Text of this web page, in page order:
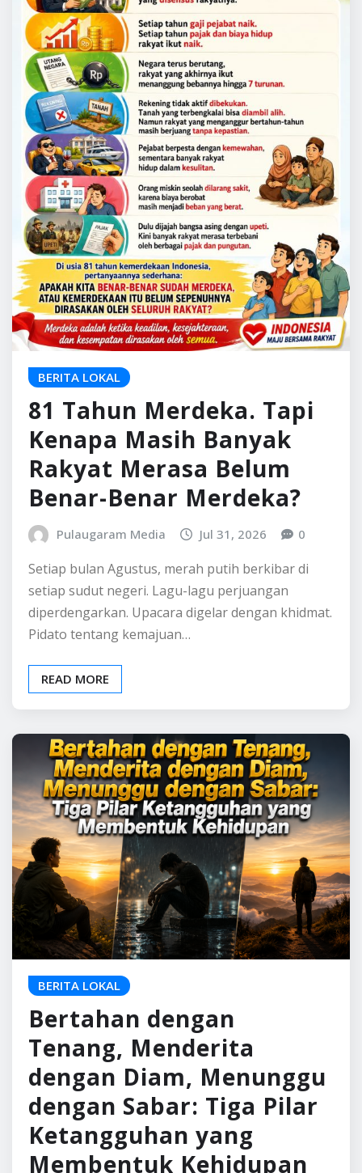
BERITA LOKAL
81 Tahun Merdeka. Tapi
Kenapa Masih Banyak
Rakyat Merasa Belum
Benar-Benar Merdeka?
Pulaugaram Media Jul 31, 2026 0
Setiap bulan Agustus, merah putih berkibar di
setiap sudut negeri. Lagu-lagu perjuangan
diperdengarkan. Upacara digelar dengan khidmat.
Pidato tentang kemajuan…
READ MORE
BERITA LOKAL
Bertahan dengan
Tenang, Menderita
dengan Diam, Menunggu
dengan Sabar: Tiga Pilar
Ketangguhan yang
Membentuk Kehidupan